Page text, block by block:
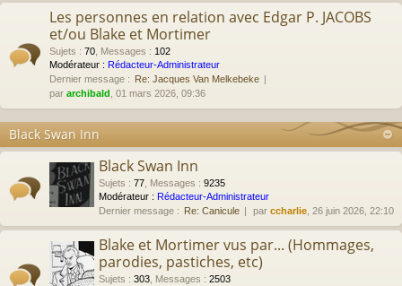
Les personnes en relation avec Edgar P. JACOBS
et/ou Blake et Mortimer
Sujets : 70 Messages : 102
Modérateur : Rédacteur-Administrateur
Dernier message : Re: Jacques Van Melkebeke
par archibald , 01 mars 2026, 09:36
Black Swan Inn
Black Swan Inn
Sujets : 77 Messages : 9235
Modérateur : Rédacteur-Administrateur
Dernier message : Re: Canicule par ccharlie , 26 juin 2026, 22:10
Blake et Mortimer vus par... (Hommages,
parodies, pastiches, etc)
Sujets : 303 Messages : 2503